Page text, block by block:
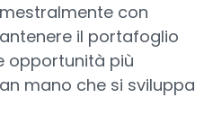
con
il portafoglio
opportunità più
mano che si sviluppa